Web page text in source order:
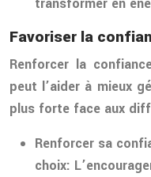
Favoriser la
Renforcer la
peut l’aider à mieux
plus forte face aux
Renforcer sa
choix: